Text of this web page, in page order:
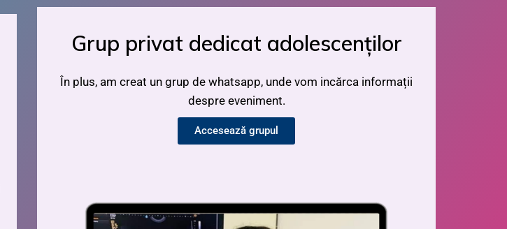
Grup privat dedicat adolescenților
În plus, am creat un grup de whatsapp, unde vom incărca informații
despre eveniment.
Accesează grupul